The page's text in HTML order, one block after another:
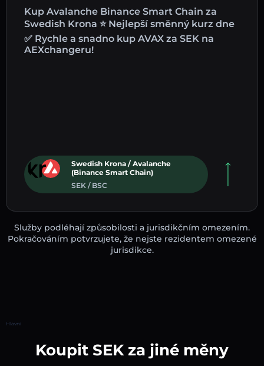
Kup Avalanche Binance Smart Chain za
Swedish Krona ⭐ Nejlepší směnný kurz dne
✅ Rychle a snadno kup AVAX za SEK na
AEXchangeru!
Swedish Krona / Avalanche
(Binance Smart Chain)
SEK / BSC
Služby podléhají způsobilosti a jurisdikčním omezením.
Pokračováním potvrzujete, že nejste rezidentem omezené
jurisdikce.
Hlavní
Koupit SEK za jiné měny